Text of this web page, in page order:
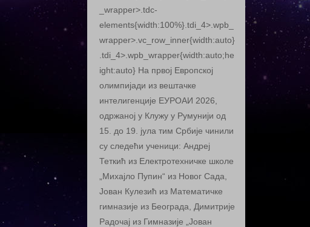
_wrapper>.tdc-
elements{width:100%}.tdi_4>.wpb_
wrapper>.vc_row_inner{width:auto}
.tdi_4>.wpb_wrapper{width:auto;he
ight:auto} На првој Европској
олимпијади из вештачке
интелигенције ЕУРОАИ 2026,
одржаној у Клужу у Румунији од
15. до 19. јула тим Србије чинили
су следећи ученици: Андреј
Теткић из Електротехничке школе
„Михајло Пупин“ из Новог Сада,
Јован Кулезић из Математичке
гимназије из Београда, Димитрије
Радочај из Гимназије „Јован